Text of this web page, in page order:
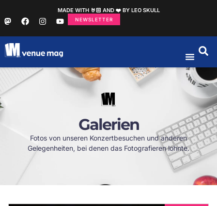
MADE WITH 🤘🏻 AND ❤️ BY LEO SKULL
NEWSLETTER
Galerien
Fotos von unseren Konzertbesuchen und anderen
Gelegenheiten, bei denen das Fotografieren lohnte.